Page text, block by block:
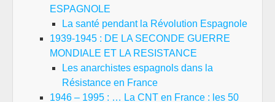
ESPAGNOLE
La santé pendant la Révolution Espagnole
1939-1945 : DE LA SECONDE GUERRE
MONDIALE ET LA RESISTANCE
Les anarchistes espagnols dans la
Résistance en France
1946 – 1995 : … La CNT en France : les 50